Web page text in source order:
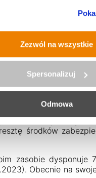
Zezwól na wszystkie
Spersonalizuj
Odmowa
będą posiadały
na 1, 2 lub 3
że na początku
komunalnych
łącznie 52
i przestrzeń
21,3 mln zł, z
dotacji z
Funduszu Dopłat.
z Rządowego
środków
zasobie dysponuje
Obecnie na